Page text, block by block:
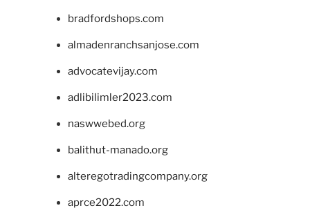
bradfordshops.com
almadenranchsanjose.com
advocatevijay.com
adlibilimler2023.com
naswwebed.org
balithut-manado.org
alteregotradingcompany.org
aprce2022.com